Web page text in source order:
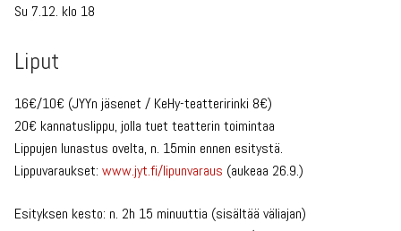
Su 7.12. klo 18
Liput
16€/10€ (JYYn jäsenet / KeHy-teatteririnki 8€)
20€ kannatuslippu, jolla tuet teatterin toimintaa
Lippujen lunastus ovelta, n. 15min ennen esitystä.
Lippuvaraukset: www.jyt.fi/lipunvaraus (aukeaa 26.9.)
Esityksen kesto: n. 2h 15 minuuttia (sisältää väliajan)